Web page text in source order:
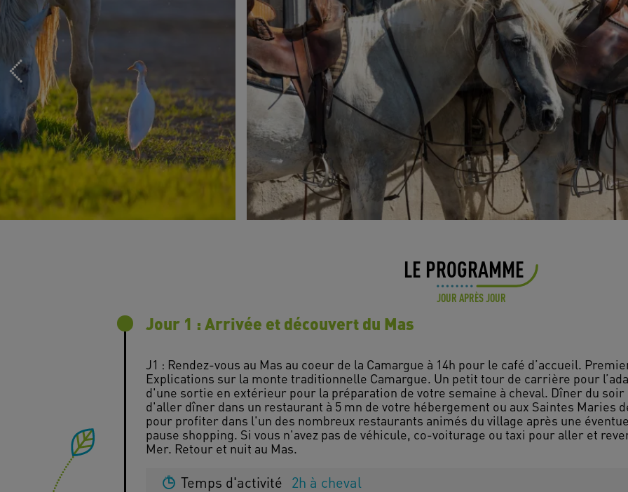
LE PROGRAMME
JOUR APRÈS JOUR
Jour 1 : Arrivée et découvert du Mas
J1 : Rendez-vous au Mas au coeur de la Camargue à 14h pour le café d’accueil.
Explications sur la monte traditionnelle Camargue. Un petit tour de carrière pour
d'une sortie en extérieur pour la préparation de votre semaine à cheval. Dîner du
d'aller dîner dans un restaurant à 5 mn de votre hébergement ou aux Saintes Maries
pour profiter dans l'un des nombreux restaurants animés du village après une
pause shopping. Si vous n'avez pas de véhicule, co-voiturage ou taxi pour aller et
Temps d'activité 2h à cheval